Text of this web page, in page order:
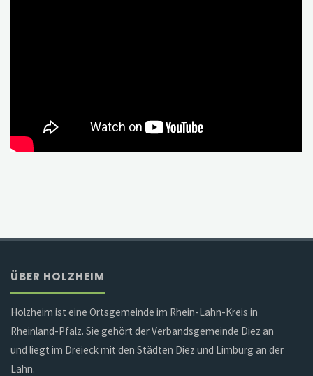
ÜBER HOLZHEIM
Holzheim ist eine Ortsgemeinde im Rhein-Lahn-Kreis in
Rheinland-Pfalz. Sie gehört der Verbandsgemeinde Diez an
und liegt im Dreieck mit den Städten Diez und Limburg an der
Lahn.